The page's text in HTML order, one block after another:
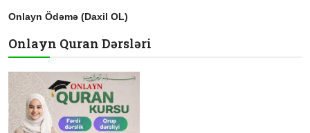
Onlayn Ödəmə (Daxil OL)
Onlayn Quran Dərsləri